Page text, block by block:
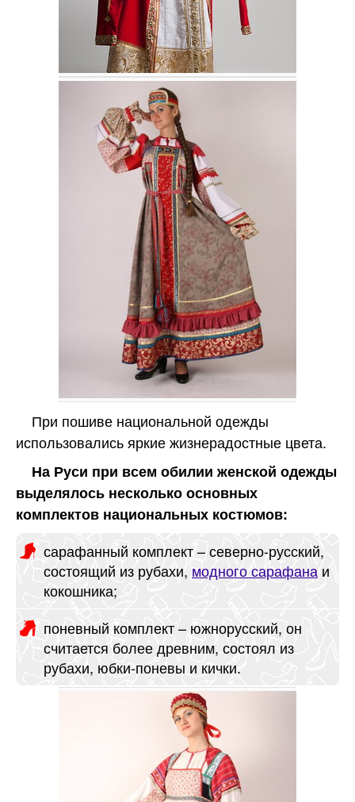
При пошиве национальной одежды
использовались яркие жизнерадостные цвета.
На Руси при всем обилии женской одежды
выделялось несколько основных
комплектов национальных костюмов:
сарафанный комплект – северно-русский,
состоящий из рубахи, модного сарафана и
кокошника;
поневный комплект – южнорусский, он
считается более древним, состоял из
рубахи, юбки-поневы и кички.